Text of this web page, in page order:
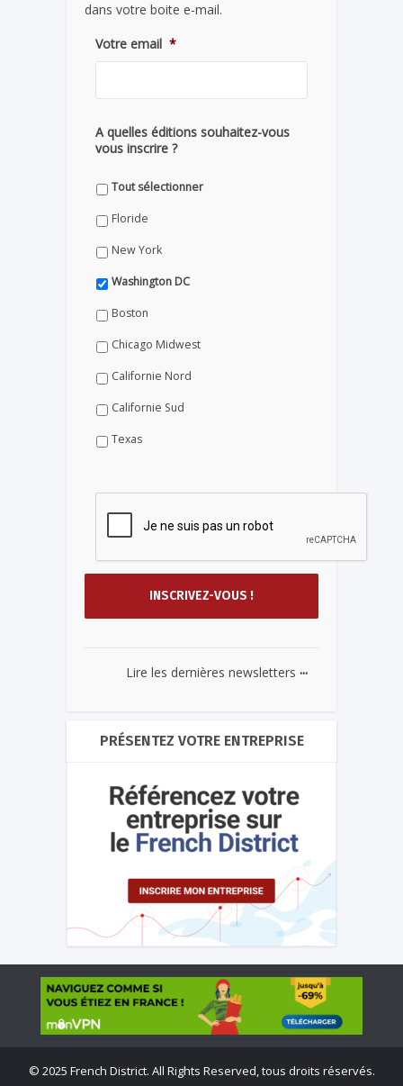
dans votre boite e-mail.
Votre email *
A quelles éditions souhaitez-vous
vous inscrire ?
Tout sélectionner
Floride
New York
Washington DC
Boston
Chicago Midwest
Californie Nord
Californie Sud
Texas
Lire les dernières newsletters ...
PRÉSENTEZ VOTRE ENTREPRISE
© 2025 French District. All Rights Reserved, tous droits réservés.